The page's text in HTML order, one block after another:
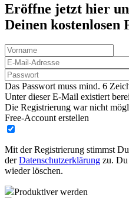
Eröffne jetzt hier
Deinen kostenlosen
Das Passwort muss mind. 6
Unter dieser E-Mail existiert
Die Registrierung war nicht
Free-Account erstellen
Mit der Registrierung stimmst
derDatenschutzerklärung zu.
wieder löschen.
Produktiver werden